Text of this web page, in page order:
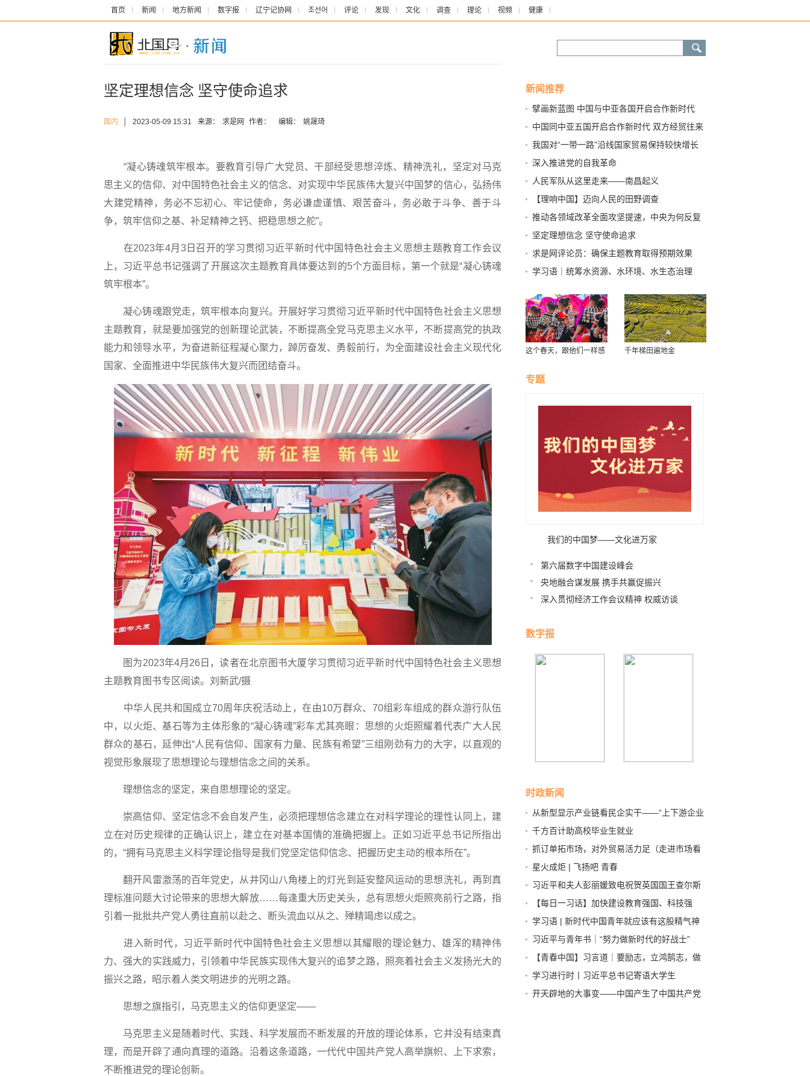
首页 新闻 地方新闻 数字报 辽宁记协网 조선어 评论 发现 文化 调查 理论 视频 健康
坚定理想信念 坚守使命追求
国内 2023-05-09 15:31 来源： 求是网 作者： 编辑： 姚晟琦
“凝心铸魂筑牢根本。要教育引导广大党员、干部经受思想淬炼、精神洗礼，坚定对马克
思主义的信仰、对中国特色社会主义的信念、对实现中华民族伟大复兴中国梦的信心，弘扬伟
大建党精神，务必不忘初心、牢记使命，务必谦虚谨慎、艰苦奋斗，务必敢于斗争、善于斗
争，筑牢信仰之基、补足精神之钙、把稳思想之舵”。
在2023年4月3日召开的学习贯彻习近平新时代中国特色社会主义思想主题教育工作会议
上，习近平总书记强调了开展这次主题教育具体要达到的5个方面目标，第一个就是“凝心铸魂
筑牢根本”。
凝心铸魂跟党走，筑牢根本向复兴。开展好学习贯彻习近平新时代中国特色社会主义思想
主题教育，就是要加强党的创新理论武装，不断提高全党马克思主义水平，不断提高党的执政
能力和领导水平，为奋进新征程凝心聚力，踔厉奋发、勇毅前行，为全面建设社会主义现代化
国家、全面推进中华民族伟大复兴而团结奋斗。
图为2023年4月26日，读者在北京图书大厦学习贯彻习近平新时代中国特色社会主义思想
主题教育图书专区阅读。刘新武/摄
中华人民共和国成立70周年庆祝活动上，在由10万群众、70组彩车组成的群众游行队伍
中，以火炬、基石等为主体形象的“凝心铸魂”彩车尤其亮眼：思想的火炬照耀着代表广大人民
群众的基石，延伸出“人民有信仰、国家有力量、民族有希望”三组刚劲有力的大字，以直观的
视觉形象展现了思想理论与理想信念之间的关系。
理想信念的坚定，来自思想理论的坚定。
崇高信仰、坚定信念不会自发产生，必须把理想信念建立在对科学理论的理性认同上，建
立在对历史规律的正确认识上，建立在对基本国情的准确把握上。正如习近平总书记所指出
的，“拥有马克思主义科学理论指导是我们党坚定信仰信念、把握历史主动的根本所在”。
翻开风雷激荡的百年党史，从井冈山八角楼上的灯光到延安整风运动的思想洗礼，再到真
理标准问题大讨论带来的思想大解放……每逢重大历史关头，总有思想火炬照亮前行之路，指
引着一批批共产党人勇往直前以赴之、断头流血以从之、殚精竭虑以成之。
进入新时代，习近平新时代中国特色社会主义思想以其耀眼的理论魅力、雄浑的精神伟
力、强大的实践威力，引领着中华民族实现伟大复兴的追梦之路，照亮着社会主义发扬光大的
振兴之路，昭示着人类文明进步的光明之路。
思想之旗指引，马克思主义的信仰更坚定——
马克思主义是随着时代、实践、科学发展而不断发展的开放的理论体系，它并没有结束真
理，而是开辟了通向真理的道路。沿着这条道路，一代代中国共产党人高举旗帜、上下求索，
不断推进党的理论创新。
新闻推荐
擘画新蓝图 中国与中亚各国开启合作新时代
中国同中亚五国开启合作新时代 双方经贸往来
日益密切
我国对“一带一路”沿线国家贸易保持较快增长
进出口同比增16%
深入推进党的自我革命
人民军队从这里走来——南昌起义
【理响中国】迈向人民的田野调查
推动各领域改革全面攻坚提速，中央为何反复
强调坚持这一立场观点方法？
坚定理想信念 坚守使命追求
求是网评论员：确保主题教育取得预期效果
学习语｜统筹水资源、水环境、水生态治理
这个春天，跟他们一样感
千年梯田遍地金
专题
我们的中国梦——文化进万家
第六届数字中国建设峰会
央地融合谋发展 携手共赢促振兴
深入贯彻经济工作会议精神 权威访谈
数字报
时政新闻
从新型显示产业链看民企实干——“上下游企业
抱团发力，空间更大”（经济新方位·支持民营经
济发展）
千方百计助高校毕业生就业
抓订单拓市场，对外贸易活力足（走进市场看
信心）
星火成炬 | 飞扬吧 青春
习近平和夫人彭丽媛致电祝贺英国国王查尔斯
三世和王后卡米拉加冕
【每日一习话】加快建设教育强国、科技强
国、人才强国
学习语 | 新时代中国青年就应该有这股精气神
习近平与青年书｜“努力做新时代的好战士”
【青春中国】习言道｜要励志，立鸿鹄志，做
奋斗者
学习进行时丨习近平总书记寄语大学生
开天辟地的大事变——中国产生了中国共产党